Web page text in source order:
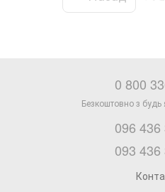
0 800
096 436
093 436